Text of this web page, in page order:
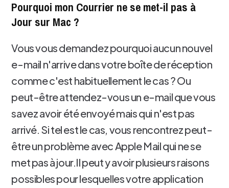
Pourquoi mon Courrier ne se met-il pas à
Jour sur Mac ?
Vous vous demandez pourquoi aucun nouvel
e-mail n'arrive dans votre boîte de réception
comme c'est habituellement le cas ? Ou
peut-être attendez-vous un e-mail que vous
savez avoir été envoyé mais qui n'est pas
arrivé. Si tel est le cas, vous rencontrez peut-
être un problème avec Apple Mail qui ne se
met pas à jour.Il peut y avoir plusieurs raisons
possibles pour lesquelles votre application